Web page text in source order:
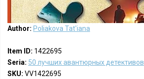
Author: Poliakova Tat'iana
Item ID: 1422695
Seria: 50 лучших авантюрных детективов
SKU: VV1422695